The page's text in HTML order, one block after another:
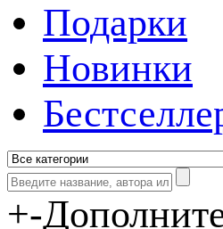
Подарки
Новинки
+-